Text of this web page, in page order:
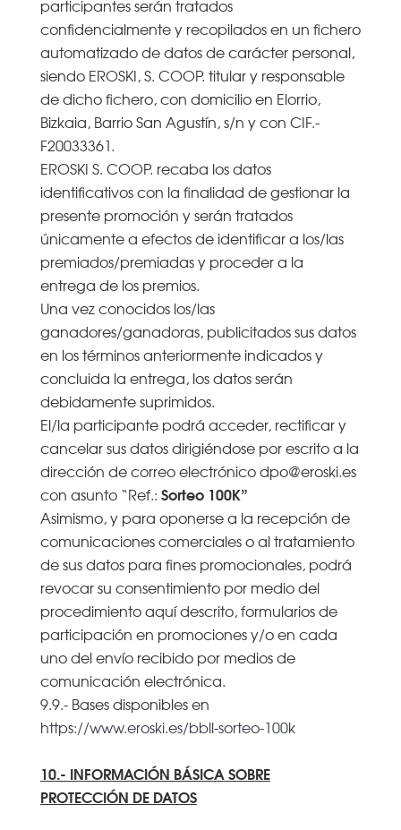
participantes serán tratados
confidencialmente y recopilados en un fichero
automatizado de datos de carácter personal,
siendo EROSKI, S. COOP. titular y responsable
de dicho fichero, con domicilio en Elorrio,
Bizkaia, Barrio San Agustín, s/n y con CIF.-
F20033361.
EROSKI S. COOP. recaba los datos
identificativos con la finalidad de gestionar la
presente promoción y serán tratados
únicamente a efectos de identificar a los/las
premiados/premiadas y proceder a la
entrega de los premios.
Una vez conocidos los/las
ganadores/ganadoras, publicitados sus datos
en los términos anteriormente indicados y
concluida la entrega, los datos serán
debidamente suprimidos.
El/la participante podrá acceder, rectificar y
cancelar sus datos dirigiéndose por escrito a la
dirección de correo electrónico dpo@eroski.es
con asunto “Ref.: Sorteo 100K”
Asimismo, y para oponerse a la recepción de
comunicaciones comerciales o al tratamiento
de sus datos para fines promocionales, podrá
revocar su consentimiento por medio del
procedimiento aquí descrito, formularios de
participación en promociones y/o en cada
uno del envío recibido por medios de
comunicación electrónica.
9.9.- Bases disponibles en
https://www.eroski.es/bbll-sorteo-100k
10.- INFORMACIÓN BÁSICA SOBRE
PROTECCIÓN DE DATOS